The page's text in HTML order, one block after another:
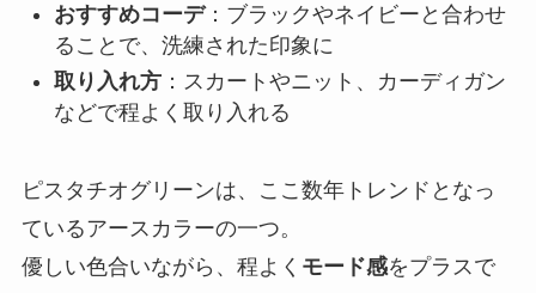
おすすめコーデ：ブラックやネイビーと合わせ
ることで、洗練された印象に
取り入れ方：スカートやニット、カーディガン
などで程よく取り入れる
ピスタチオグリーンは、ここ数年トレンドとなっ
ているアースカラーの一つ。
優しい色合いながら、程よく モード感をプラスで